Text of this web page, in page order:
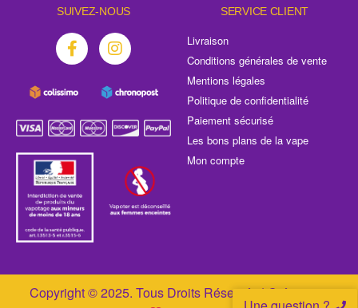
SUIVEZ-NOUS SERVICE CLIENT
Livraison
Conditions générales de vente
Mentions légales
Politique de confidentialité
Paiement sécurisé
Les bons plans de la vape
Mon compte
Copyright © 2025. Tous Droits Réservés | Création &